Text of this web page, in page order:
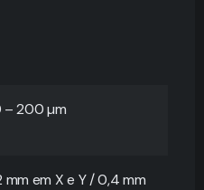
– 200 µm
mm em X e Y / 0,4 mm